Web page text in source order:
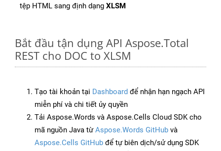
tệp HTML sang định dạng XLSM
Bắt đầu tận dụng API Aspose.Total
REST cho DOC to XLSM
Tạo tài khoản tại Dashboard để nhận hạn ngạch API
miễn phí và chi tiết ủy quyền
Tải Aspose.Words và Aspose.Cells Cloud SDK cho
mã nguồn Java từAspose.Words GitHub và
Aspose.Cells GitHub để tự biên dịch/sử dụng SDK